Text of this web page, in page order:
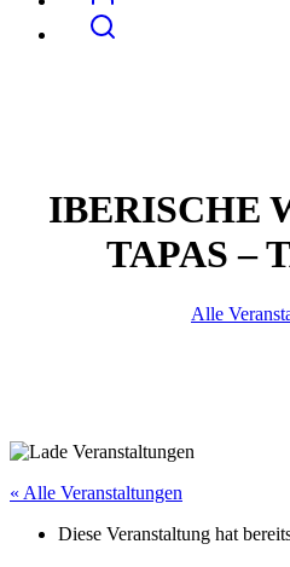
IBERISCHE
TAPAS –
Alle
« Alle Veranstaltungen
Diese Veranstaltung hat